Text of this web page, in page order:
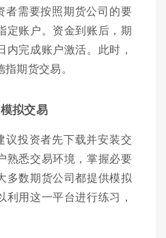
者需要按照期货公司的要
定账户。资金到账后，期
完成账户激活。此时，
期货交易。
拟交易
议投资者先下载并安装交
熟悉交易环境，掌握必要
多数期货公司都提供模拟
用这一平台进行练习，